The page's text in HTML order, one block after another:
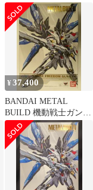
士ガンダムSEED
DESTINY ストライクフ
リーダムガンダム
METAL BUILD
FESTIVAL 2024
¥37,400
BANDAI METAL
BUILD 機動戦士ガンダ
ムSEED DESTINY スト
ライクフリーダムガン
ダム